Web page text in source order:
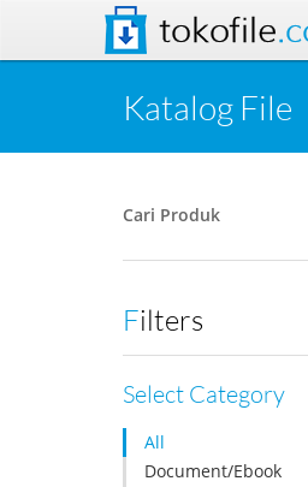
tokofile
Katalog File
Cari Produk
Filters
Select Category
All
Document/Ebook